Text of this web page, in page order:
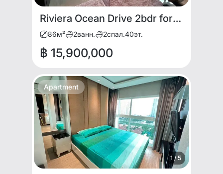
Riviera Ocean Drive 2bdr for RENT AND SALE
86м² 2ванн. 2спал.40эт.
฿ 15,900,000
1 / 5
Apartment